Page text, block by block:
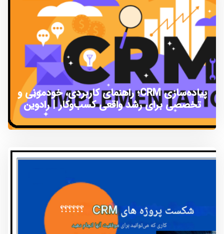
پیاده‌سازی CRM؛ راهنمای کاربردی، خودمونی و
تخصصی برای رشد واقعی کسب‌وکار | رادوین